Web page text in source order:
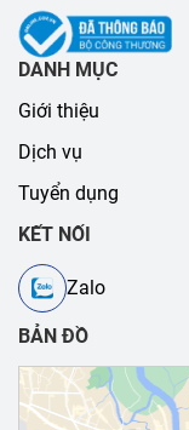
DANH MỤC
Giới thiệu
Dịch vụ
Tuyển dụng
KẾT NỐI
Zalo
BẢN ĐỒ